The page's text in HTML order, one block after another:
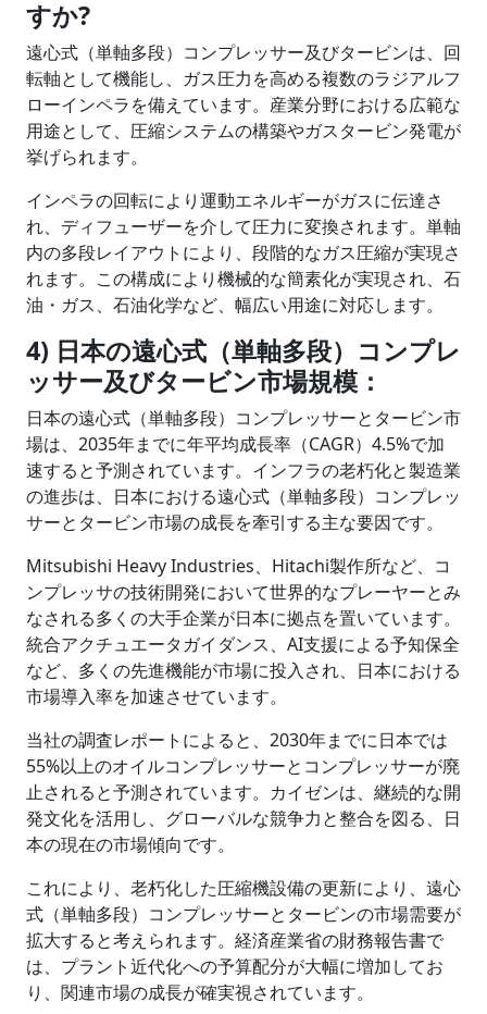
すか?
遠心式（単軸多段）コンプレッサー及びタービンは、回
転軸として機能し、ガス圧力を高める複数のラジアルフ
ローインペラを備えています。産業分野における広範な
用途として、圧縮システムの構築やガスタービン発電が
挙げられます。
インペラの回転により運動エネルギーがガスに伝達さ
れ、ディフューザーを介して圧力に変換されます。単軸
内の多段レイアウトにより、段階的なガス圧縮が実現さ
れます。この構成により機械的な簡素化が実現され、石
油・ガス、石油化学など、幅広い用途に対応します。
4) 日本の遠心式（単軸多段）コンプレ
ッサー及びタービン市場規模：
日本の遠心式（単軸多段）コンプレッサーとタービン市
場は、2035年までに年平均成長率（CAGR）4.5%で加
速すると予測されています。インフラの老朽化と製造業
の進歩は、日本における遠心式（単軸多段）コンプレッ
サーとタービン市場の成長を牽引する主な要因です。
Mitsubishi Heavy Industries、Hitachi製作所など、コ
ンプレッサの技術開発において世界的なプレーヤーとみ
なされる多くの大手企業が日本に拠点を置いています。
統合アクチュエータガイダンス、AI支援による予知保全
など、多くの先進機能が市場に投入され、日本における
市場導入率を加速させています。
当社の調査レポートによると、2030年までに日本では
55%以上のオイルコンプレッサーとコンプレッサーが廃
止されると予測されています。カイゼンは、継続的な開
発文化を活用し、グローバルな競争力と整合を図る、日
本の現在の市場傾向です。
これにより、老朽化した圧縮機設備の更新により、遠心
式（単軸多段）コンプレッサーとタービンの市場需要が
拡大すると考えられます。経済産業省の財務報告書で
は、プラント近代化への予算配分が大幅に増加してお
り、関連市場の成長が確実視されています。